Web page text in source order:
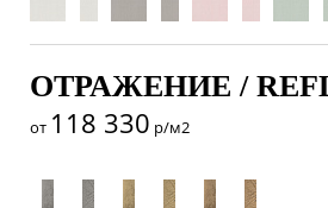
ОТРАЖЕНИЕ /
от 118 330 р/м2